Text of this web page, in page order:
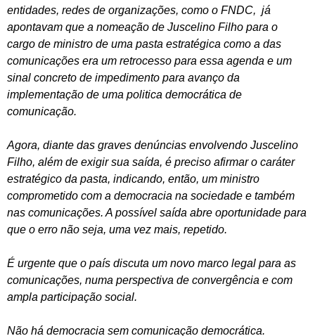
entidades, redes de organizações, como o FNDC, já
apontavam que a nomeação de Juscelino Filho para o
cargo de ministro de uma pasta estratégica como a das
comunicações era um retrocesso para essa agenda e um
sinal concreto de impedimento para avanço da
implementação de uma politica democrática de
comunicação.
Agora, diante das graves denúncias envolvendo Juscelino
Filho, além de exigir sua saída, é preciso afirmar o caráter
estratégico da pasta, indicando, então, um ministro
comprometido com a democracia na sociedade e também
nas comunicações. A possível saída abre oportunidade para
que o erro não seja, uma vez mais, repetido.
É urgente que o país discuta um novo marco legal para as
comunicações, numa perspectiva de convergência e com
ampla participação social.
Não há democracia sem comunicação democrática.